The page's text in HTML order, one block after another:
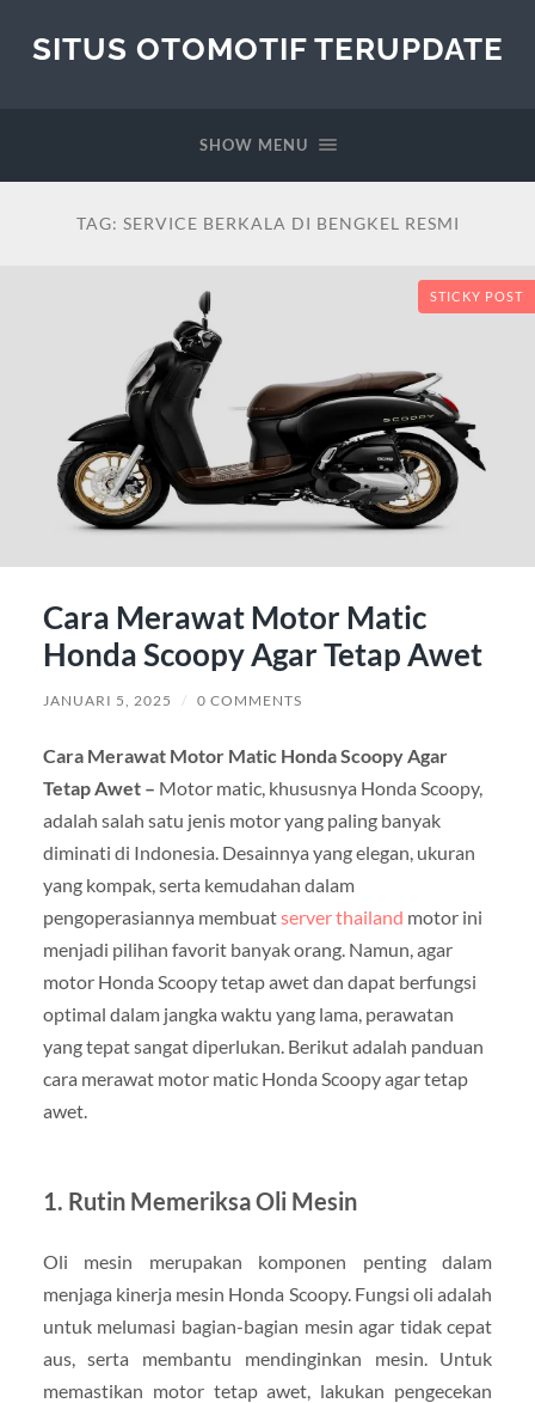
SITUS OTOMOTIF TERUPDATE
SHOW MENU
TAG: SERVICE BERKALA DI BENGKEL RESMI
STICKY POST
Cara Merawat Motor Matic
Honda Scoopy Agar Tetap Awet
JANUARI 5, 2025 / 0 COMMENTS
Cara Merawat Motor Matic Honda Scoopy Agar
Tetap Awet – Motor matic, khususnya Honda Scoopy,
adalah salah satu jenis motor yang paling banyak
diminati di Indonesia. Desainnya yang elegan, ukuran
yang kompak, serta kemudahan dalam
pengoperasiannya membuatserver thailand motor ini
menjadi pilihan favorit banyak orang. Namun, agar
motor Honda Scoopy tetap awet dan dapat berfungsi
optimal dalam jangka waktu yang lama, perawatan
yang tepat sangat diperlukan. Berikut adalah panduan
cara merawat motor matic Honda Scoopy agar tetap
awet.
1. Rutin Memeriksa Oli Mesin
Oli mesin merupakan komponen penting dalam
menjaga kinerja mesin Honda Scoopy. Fungsi oli adalah
untuk melumasi bagian-bagian mesin agar tidak cepat
aus, serta membantu mendinginkan mesin. Untuk
memastikan motor tetap awet, lakukan pengecekan